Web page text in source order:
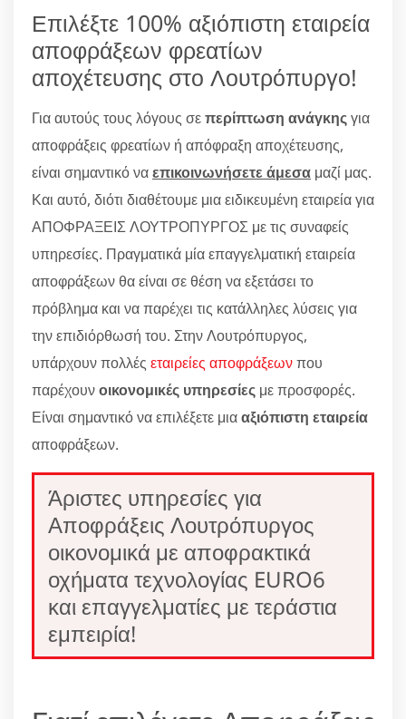
Επιλέξτε 100% αξιόπιστη εταιρεία
αποφράξεων φρεατίων
αποχέτευσης στο Λουτρόπυργο!
Για αυτούς τους λόγους σεπερίπτωση ανάγκηςγια
αποφράξεις φρεατίων ή απόφραξη αποχέτευσης,
είναι σημαντικό ναεπικοινωνήσετε άμεσα μαζί μας.
Και αυτό, διότι διαθέτουμε μια ειδικευμένη εταιρεία για
ΑΠΟΦΡΑΞΕΙΣ ΛΟΥΤΡΟΠΥΡΓΟΣ με τις συναφείς
υπηρεσίες. Πραγματικά μία επαγγελματική εταιρεία
αποφράξεων θα είναι σε θέση να εξετάσει το
πρόβλημα και να παρέχει τις κατάλληλες λύσεις για
την επιδιόρθωσή του. Στην Λουτρόπυργος,
υπάρχουν πολλές εταιρείες αποφράξεωνπου
παρέχουνοικονομικές υπηρεσίες με προσφορές.
Είναι σημαντικό να επιλέξετε μιααξιόπιστη εταιρεία
αποφράξεων.
Άριστες υπηρεσίες για
Αποφράξεις Λουτρόπυργος
οικονομικά με αποφρακτικά
οχήματα τεχνολογίας EURO6
και επαγγελματίες με τεράστια
εμπειρία!